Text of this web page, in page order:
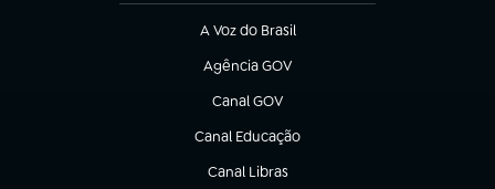
A Voz do Brasil
(abre em nova aba)
Agência GOV
(abre em nova aba)
Canal GOV
(abre em nova aba)
Canal Educação
(abre em nova aba)
Canal Libras
(abre em nova aba)